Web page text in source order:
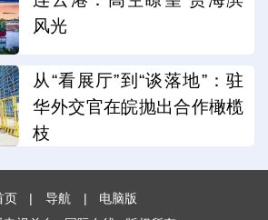
风光
从“看展厅”到“谈落地”：驻
华外交官在皖抛出合作橄榄
枝
页 | 导航 |
电脑版